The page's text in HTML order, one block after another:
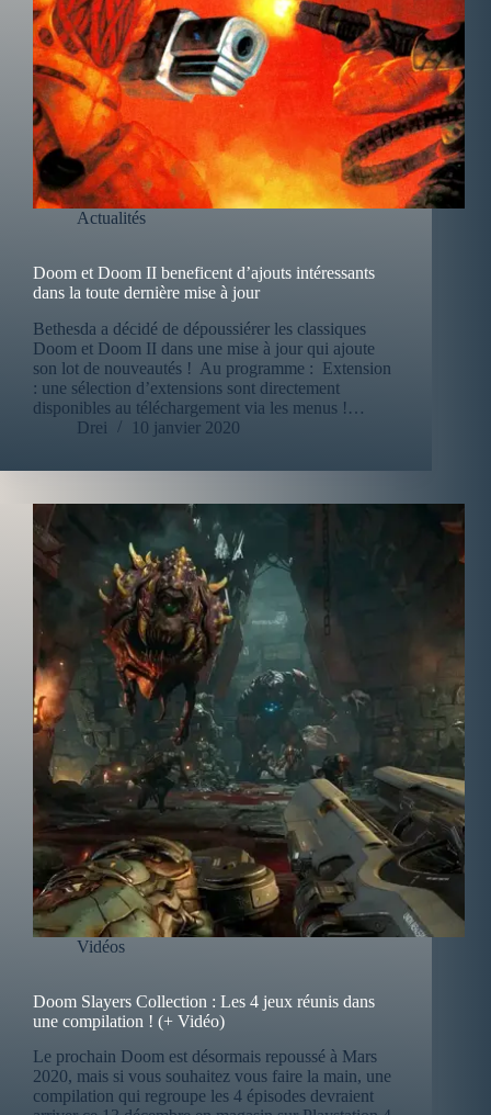
Actualités
Doom et Doom II beneficent d’ajouts intéressants
dans la toute dernière mise à jour
Bethesda a décidé de dépoussiérer les classiques
Doom et Doom II dans une mise à jour qui ajoute
son lot de nouveautés ! Au programme : Extension
: une sélection d’extensions sont directement
disponibles au téléchargement via les menus !…
Drei
10 janvier 2020
Vidéos
Doom Slayers Collection : Les 4 jeux réunis dans
une compilation ! (+ Vidéo)
Le prochain Doom est désormais repoussé à Mars
2020, mais si vous souhaitez vous faire la main, une
compilation qui regroupe les 4 épisodes devraient